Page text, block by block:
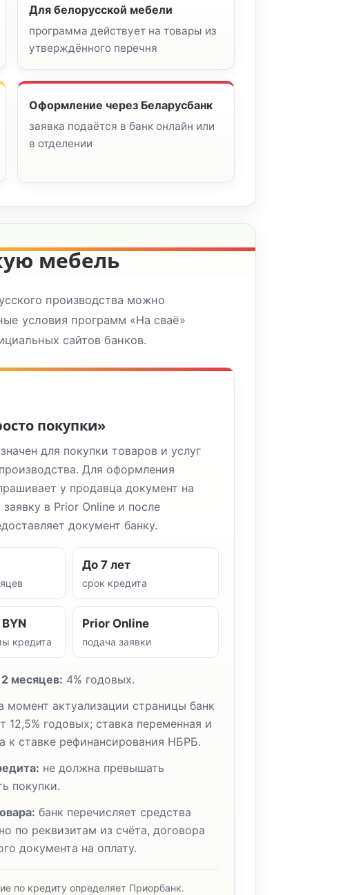
Для белорусской мебели
программа действует на товары из
утверждённого перечня
Оформление через Беларусбанк
заявка подаётся в банк онлайн или
в отделении
мебель
производства можно
условия программ «На сваё»
сайтов банков.
покупки»
для покупки товаров и услуг
Для оформления
у продавца документ на
заявку в Prior Online и после
документ банку.
До 7 лет
срок кредита
кредита
Prior Online
подача заявки
месяцев: 4% годовых.
момент актуализации страницы банк
12,5% годовых; ставка переменная и
к ставке рефинансирования НБРБ.
не должна превышать
покупки.
банк перечисляет средства
по реквизитам из счёта, договора
документа на оплату.
по кредиту определяет Приорбанк.